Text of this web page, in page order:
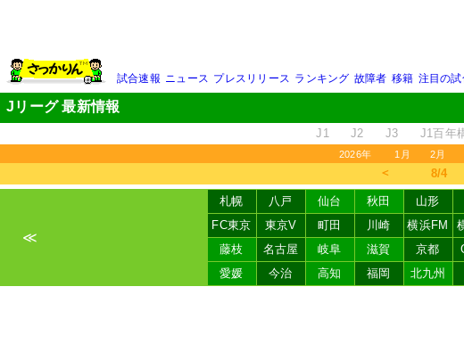
試合速報 ニュース プレスリリース ランキング 故障者 移籍 注目の試
Jリーグ 最新情報
J1 J2 J3 J1百年
2026年 1月 2月
＜ 8/4
≪
札幌 八戸 仙台 秋田 山形
FC東京
東京V 町田 川崎 横浜FM
藤枝
名古屋 岐阜 滋賀 京都
愛媛
今治 高知 福岡 北九州